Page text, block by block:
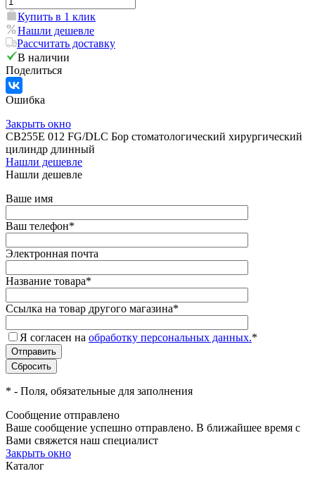
Купить в 1 клик
Нашли дешевле
Рассчитать доставку
В наличии
Поделиться
Ошибка
Закрыть окно
CB255E 012 FG/DLC Бор стоматологический хирургический
цилиндр длинный
Нашли дешевле
Нашли дешевле
Ваше имя
Ваш телефон*
Электронная почта
Название товара*
Ссылка на товар другого магазина*
Я согласен на обработку персональных данных.*
* - Поля, обязательные для заполнения
Сообщение отправлено
Ваше сообщение успешно отправлено. В ближайшее время с
Вами свяжется наш специалист
Закрыть окно
Каталог